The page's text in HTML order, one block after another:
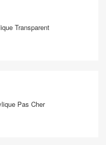
Transparent
Pas Cher